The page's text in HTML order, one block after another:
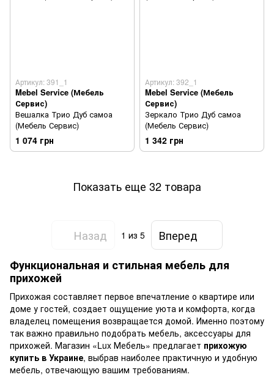
Артикул: 391_1
Mebel Service (Мебель
Сервис)
Вешалка Трио Дуб самоа
(Мебель Сервис)
1 074 грн
Артикул: 392_1
Mebel Service (Мебель
Сервис)
Зеркало Трио Дуб самоа
(Мебель Сервис)
1 342 грн
Показать еще 32 товара
Назад 1 из 5
Вперед
Функциональная и стильная мебель для
прихожей
Прихожая составляет первое впечатление о квартире или
доме у гостей, создает ощущение уюта и комфорта, когда
владелец помещения возвращается домой. Именно поэтому
так важно правильно подобрать мебель, аксессуары для
прихожей. Магазин «Lux Мебель» предлагает прихожую
купить в Украине, выбрав наиболее практичную и удобную
мебель, отвечающую вашим требованиям.